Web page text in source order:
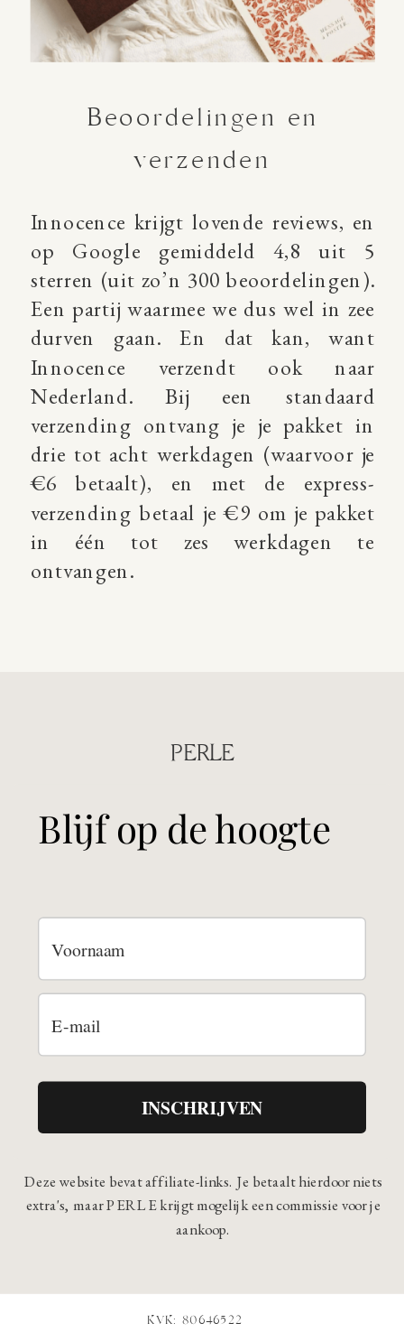
Beoordelingen en
verzenden
Innocence krijgt lovende reviews, en
op Google gemiddeld 4,8 uit 5
sterren (uit zo’n 300 beoordelingen).
Een partij waarmee we dus wel in zee
durven gaan. En dat kan, want
Innocence verzendt ook naar
Nederland. Bij een standaard
verzending ontvang je je pakket in
drie tot acht werkdagen (waarvoor je
€6 betaalt), en met de express-
verzending betaal je €9 om je pakket
in één tot zes werkdagen te
ontvangen.
PERLE
KVK: 80646522
Deze website bevat affiliate-links. Je betaalt hierdoor niets
extra's, maar PERLE krijgt mogelijk een commissie voor je
aankoop.
Blijf op de hoogte
INSCHRIJVEN